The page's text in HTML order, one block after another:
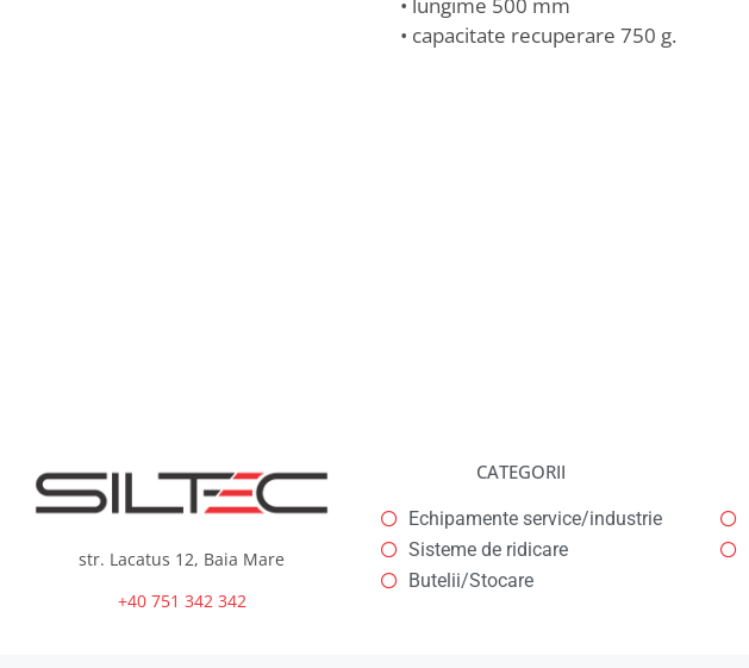
• capacitate recuperare 750 g.
str. Lacatus 12, Baia Mare
+40 751 342 342
CATEGORII
Echipamente service/industrie
Sisteme de ridicare
Butelii/Stocare